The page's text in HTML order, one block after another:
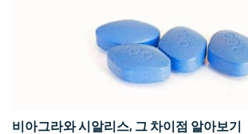
비아그라와 시알리스, 그 차이점 알아보기